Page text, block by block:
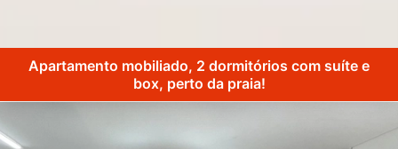
Apartamento mobiliado, 2 dormitórios com suíte e
box, perto da praia!